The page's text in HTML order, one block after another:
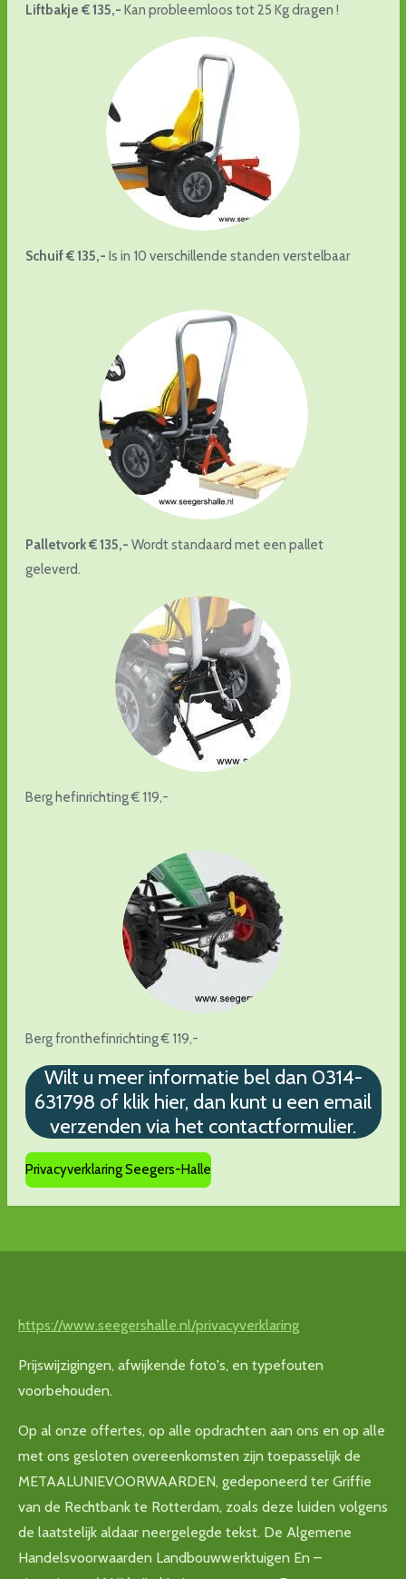
Liftbakje € 135,- Kan probleemloos tot 25 Kg dragen !
Schuif € 135,- Is in 10 verschillende standen verstelbaar
Palletvork € 135,- Wordt standaard met een pallet
geleverd.
Berg hefinrichting € 119,-
Berg fronthefinrichting € 119,-
Wilt u meer informatie bel dan 0314-
631798 of klik hier, dan kunt u een email
verzenden via het contactformulier.
Privacyverklaring Seegers-Halle
https://www.seegershalle.nl/privacyverklaring
Prijswijzigingen, afwijkende foto's, en typefouten
voorbehouden.
Op al onze offertes, op alle opdrachten aan ons en op alle
met ons gesloten overeenkomsten zijn toepasselijk de
METAALUNIEVOORWAARDEN, gedeponeerd ter Griffie
van de Rechtbank te Rotterdam, zoals deze luiden volgens
de laatstelijk aldaar neergelegde tekst. De Algemene
Handelsvoorwaarden Landbouwwerktuigen En –